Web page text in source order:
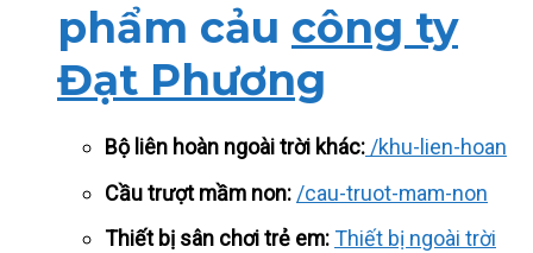
phẩm cảu công ty
Đạt Phương
Bộ liên hoàn ngoài trời khác: /khu-lien-hoan
Cầu trượt mầm non: /cau-truot-mam-non
Thiết bị sân chơi trẻ em: Thiết bị ngoài trời